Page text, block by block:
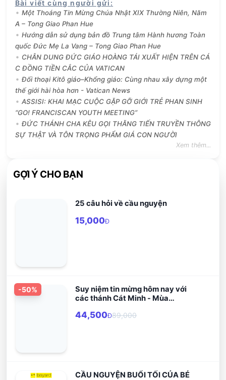
Bài viết cùng người gửi :
Một Thoáng Tin Mừng Chúa Nhật XIX Thường Niên, Năm
A – Tong Giao Phan Hue
Hướng dẫn sử dụng bản đồ Trung tâm Hành hương Toàn
quốc Đức Mẹ La Vang – Tong Giao Phan Hue
CHÂN DUNG ĐỨC GIÁO HOÀNG TÁI XUẤT HIỆN TRÊN CÁ
C ĐỒNG TIỀN CẮC CỦA VATICAN
Đối thoại Kitô giáo–Khổng giáo: Cùng nhau xây dựng một
thế giới hài hòa hơn - Vatican News
ASSISI: KHAI MẠC CUỘC GẶP GỠ GIỚI TRẺ PHAN SINH
“GO! FRANCISCAN YOUTH MEETING”
ĐỨC THÁNH CHA KÊU GỌI THĂNG TIẾN TRUYỀN THÔNG
SỰ THẬT VÀ TÔN TRỌNG PHẨM GIÁ CON NGƯỜI
Xem thêm...
GỢI Ý CHO BẠN
25 câu hỏi về cầu nguyện
15,000Đ
-50%
Suy niệm tin mừng hôm nay với
các thánh Cát Minh - Mùa
44,500Đ89,000
CẦU NGUYỆN BUỔI TỐI CỦA BÉ